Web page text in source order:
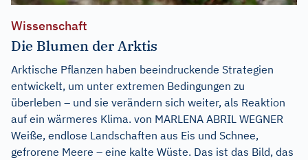
Wissenschaft
Die Blumen der Arktis
Arktische Pflanzen haben beeindruckende Strategien
entwickelt, um unter extremen Bedingungen zu
überleben – und sie verändern sich weiter, als Reaktion
auf ein wärmeres Klima. von MARLENA ABRIL WEGNER
Weiße, endlose Landschaften aus Eis und Schnee,
gefrorene Meere – eine kalte Wüste. Das ist das Bild, das